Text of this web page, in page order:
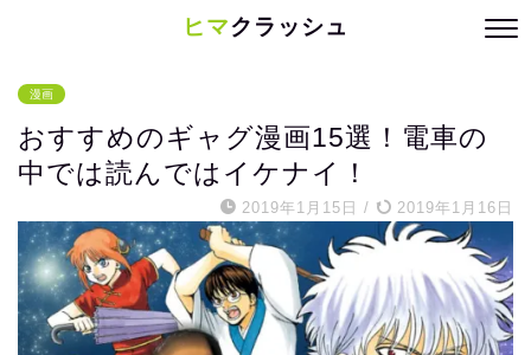
ヒマクラッシュ
漫画
おすすめのギャグ漫画15選！電車の
中では読んではイケナイ！
2019年1月15日 / 2019年1月16日